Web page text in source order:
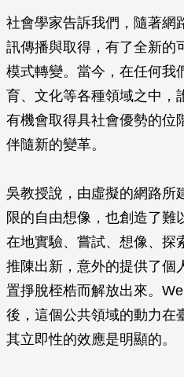
社會學家告訴我們，隨著網
訊傳播與取得，有了全新的
模式轉變。當今，在任何我
育、文化等各種領域之中，
有機會取得具社會優勢的位
伴隨新的變革。
吳教授說，由虛擬的網路所
限的自由想像，也創造了難
在地實驗、嘗試、想像、探
推陳出新，意外的提供了個
置掙脫桎梏而解放出來。
後，這個公共領域的動力在
其立即性的效應是明顯的。